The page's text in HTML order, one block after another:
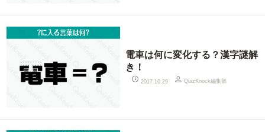
電車は何に変化する？漢字謎解
き！
2017.10.29 QuizKnock編集部